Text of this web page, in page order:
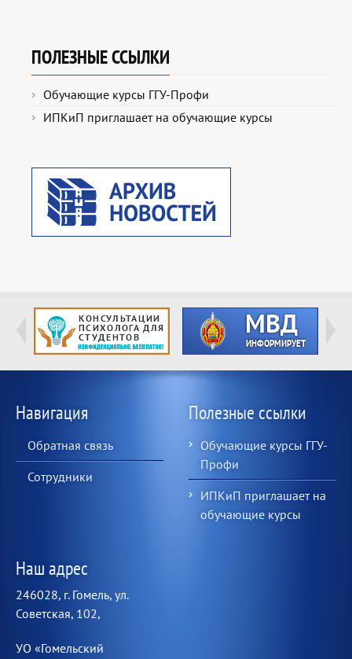
ПОЛЕЗНЫЕ ССЫЛКИ
Обучающие курсы ГГУ-Профи
ИПКиП приглашает на обучающие курсы
Навигация
Обратная связь
Сотрудники
Полезные ссылки
Обучающие курсы ГГУ-
Профи
ИПКиП приглашает на
обучающие курсы
Наш адрес
246028, г. Гомель, ул.
Советская, 102,
УО «Гомельский